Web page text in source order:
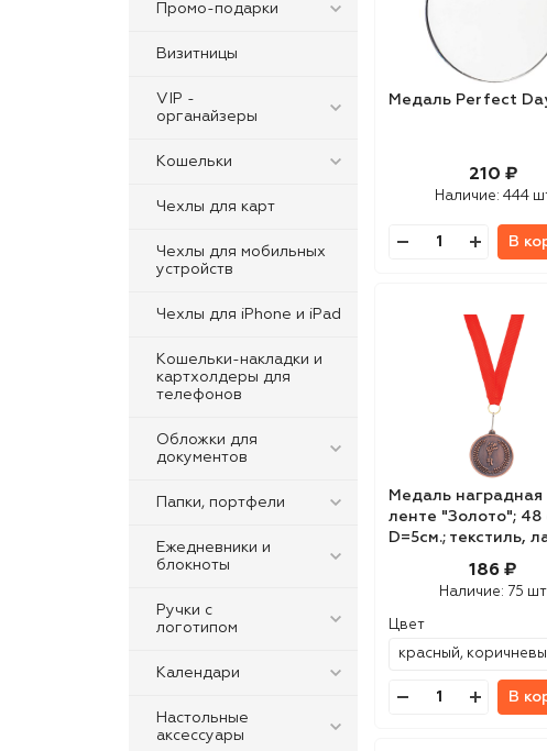
Промо-подарки
Визитницы
VIP -
oрганайзеры
Кошельки
Чехлы для карт
Чехлы для мобильных
устройств
Чехлы для iPhone и iPad
Кошельки-накладки и
картхолдеры для
телефонов
Обложки для
документов
Папки, портфели
Ежедневники и
блокноты
Ручки с
логотипом
Календари
Настольные
аксессуары
Медаль Perfect
210 ₽
Наличие: 444
В
Медаль наградная
ленте "Золото"; 48
D=5см.; текстиль,
лазерная
шелкограф186 ₽
Наличие: 75 шт
Цвет
В